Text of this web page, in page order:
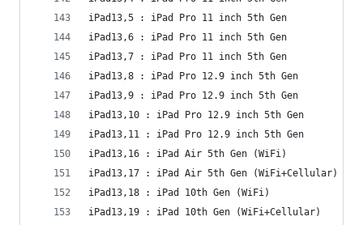
iPad13,5 : iPad Pro 11 inch 5th Gen
iPad13,6 : iPad Pro 11 inch 5th Gen
iPad13,7 : iPad Pro 11 inch 5th Gen
iPad13,8 : iPad Pro 12.9 inch 5th Gen
iPad13,9 : iPad Pro 12.9 inch 5th Gen
iPad13,10 : iPad Pro 12.9 inch 5th Gen
iPad13,11 : iPad Pro 12.9 inch 5th Gen
iPad13,16 : iPad Air 5th Gen (WiFi)
iPad13,17 : iPad Air 5th Gen (WiFi+Cellular)
iPad13,18 : iPad 10th Gen (WiFi)
iPad13,19 : iPad 10th Gen (WiFi+Cellular)